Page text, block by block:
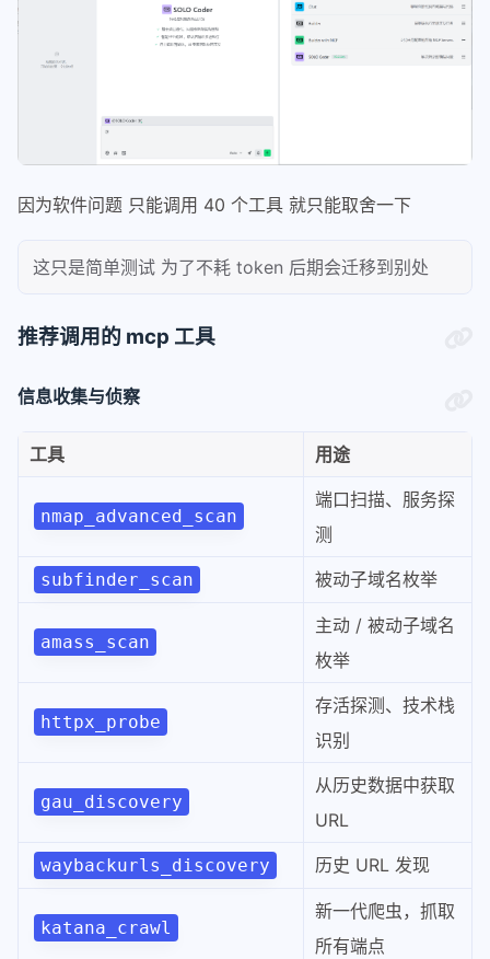
因为软件问题 只能调用 40 个工具 就只能取舍一下
这只是简单测试 为了不耗 token 后期会迁移到别处
推荐调用的 mcp 工具
信息收集与侦察
工具 用途
nmap_advanced_scan
端口扫描、服务探
测
subfinder_scan 被动子域名枚举
amass_scan
主动 / 被动子域名
枚举
httpx_probe
存活探测、技术栈
识别
gau_discovery
从历史数据中获取
URL
waybackurls_discovery 历史 URL 发现
katana_crawl
新一代爬虫，抓取
所有端点